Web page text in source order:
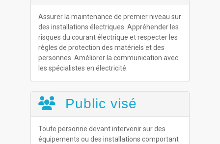
Assurer la maintenance de premier niveau sur
des installations électriques. Appréhender les
risques du courant électrique et respecter les
règles de protection des matériels et des
personnes. Améliorer la communication avec
les spécialistes en électricité.
Public visé
Toute personne devant intervenir sur des
équipements ou des installations comportant